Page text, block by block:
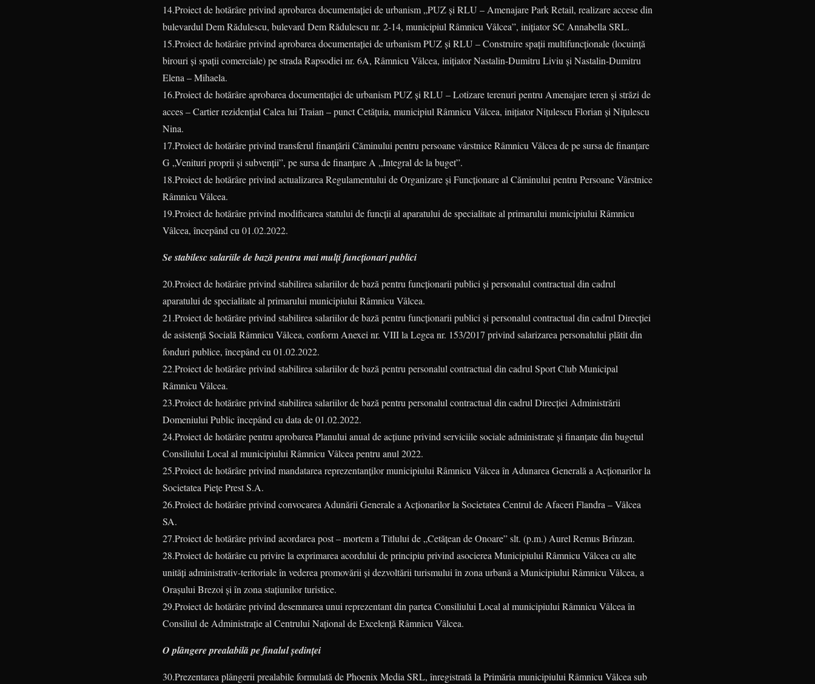
14.Proiect de hotărâre privind aprobarea documentației de urbanism „PUZ și RLU – Amenajare Park Retail, realizare accese din
bulevardul Dem Rădulescu, bulevard Dem Rădulescu nr. 2-14, municipiul Râmnicu Vâlcea”, inițiator SC Annabella SRL.
15.Proiect de hotărâre privind aprobarea documentației de urbanism PUZ și RLU – Construire spații multifuncționale (locuință
birouri și spații comerciale) pe strada Rapsodiei nr. 6A, Râmnicu Vâlcea, inițiator Nastalin-Dumitru Liviu și Nastalin-Dumitru
Elena – Mihaela.
16.Proiect de hotărâre aprobarea documentației de urbanism PUZ și RLU – Lotizare terenuri pentru Amenajare teren și străzi de
acces – Cartier rezidențial Calea lui Traian – punct Cetățuia, municipiul Râmnicu Vâlcea, inițiator Nițulescu Florian și Nițulescu
Nina.
17.Proiect de hotărâre privind transferul finanțării Căminului pentru persoane vârstnice Râmnicu Vâlcea de pe sursa de finanțare
G „Venituri proprii și subvenții”, pe sursa de finanțare A „Integral de la buget”.
18.Proiect de hotărâre privind actualizarea Regulamentului de Organizare și Funcționare al Căminului pentru Persoane Vârstnice
Râmnicu Vâlcea.
19.Proiect de hotărâre privind modificarea statului de funcții al aparatului de specialitate al primarului municipiului Râmnicu
Vâlcea, începând cu 01.02.2022.
Se stabilesc salariile de bază pentru mai mulți funcționari publici
20.Proiect de hotărâre privind stabilirea salariilor de bază pentru funcționarii publici și personalul contractual din cadrul
aparatului de specialitate al primarului municipiului Râmnicu Vâlcea.
21.Proiect de hotărâre privind stabilirea salariilor de bază pentru funcționarii publici și personalul contractual din cadrul Direcției
de asistență Socială Râmnicu Vâlcea, conform Anexei nr. VIII la Legea nr. 153/2017 privind salarizarea personalului plătit din
fonduri publice, începând cu 01.02.2022.
22.Proiect de hotărâre privind stabilirea salariilor de bază pentru personalul contractual din cadrul Sport Club Municipal
Râmnicu Vâlcea.
23.Proiect de hotărâre privind stabilirea salariilor de bază pentru personalul contractual din cadrul Direcției Administrării
Domeniului Public începând cu data de 01.02.2022.
24.Proiect de hotărâre pentru aprobarea Planului anual de acțiune privind serviciile sociale administrate și finanțate din bugetul
Consiliului Local al municipiului Râmnicu Vâlcea pentru anul 2022.
25.Proiect de hotărâre privind mandatarea reprezentanților municipiului Râmnicu Vâlcea în Adunarea Generală a Acționarilor la
Societatea Piețe Prest S.A.
26.Proiect de hotărâre privind convocarea Adunării Generale a Acționarilor la Societatea Centrul de Afaceri Flandra – Vâlcea
SA.
27.Proiect de hotărâre privind acordarea post – mortem a Titlului de „Cetățean de Onoare” slt. (p.m.) Aurel Remus Brînzan.
28.Proiect de hotărâre cu privire la exprimarea acordului de principiu privind asocierea Municipiului Râmnicu Vâlcea cu alte
unități administrativ-teritoriale în vederea promovării și dezvoltării turismului în zona urbană a Municipiului Râmnicu Vâlcea, a
Orașului Brezoi și în zona stațiunilor turistice.
29.Proiect de hotărâre privind desemnarea unui reprezentant din partea Consiliului Local al municipiului Râmnicu Vâlcea în
Consiliul de Administrație al Centrului Național de Excelență Râmnicu Vâlcea.
O plângere prealabilă pe finalul ședinței
30.Prezentarea plângerii prealabile formulată de Phoenix Media SRL, înregistrată la Primăria municipiului Râmnicu Vâlcea sub